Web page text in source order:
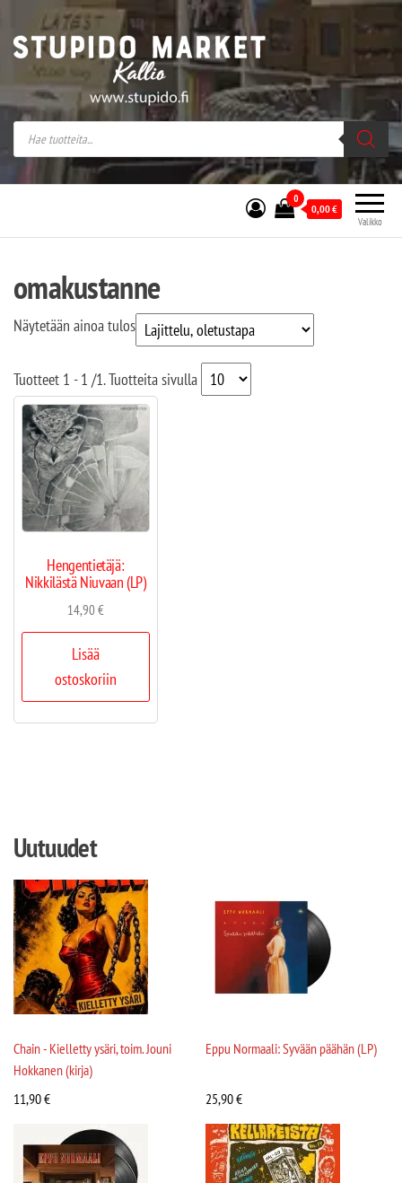
Stupido Market – verkossa ja kivijalassa
Stupido Market on vaihtoehtomusaan
erikoistunut verkko- sekä
kivijalkakauppa Helsingissä Kallion
sydämessä.
Valikko
0
0,00€
omakustanne
Näytetään ainoa tulos
Tuotteet 1 - 1 /1. Tuotteita sivulla
Hengentietäjä:
Nikkilästä Niuvaan (LP)
14,90€
Lisää
ostoskoriin
Uutuudet
Chain - Kielletty ysäri, toim. Jouni
Hokkanen (kirja)
11,90€
Eppu Normaali: Syvään päähän (LP)
25,90€